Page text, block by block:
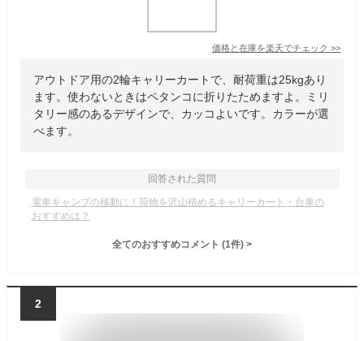
価格と在庫を楽天でチェック >>
アウトドア用の2輪キャリーカートで、耐荷重は25kgあり
ます。使わないときはペタンコに折りたためますよ。ミリ
タリー感のあるデザインで、カッコよいです。カラーが選
べます。
回答された質問
電車キャンプの移動に！荷物を沢山積めるキャリーカート・台車の
おすすめは？
全てのおすすめコメント (1件) >
2